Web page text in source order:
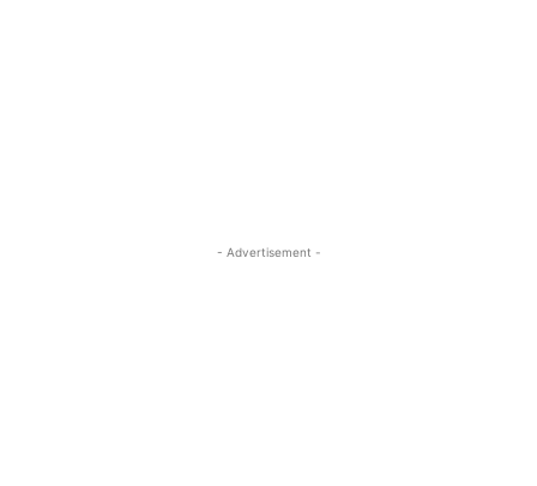
- Advertisement -